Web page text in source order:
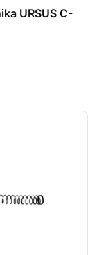
URSUS C-